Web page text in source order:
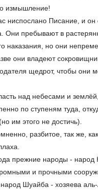
измышление!
ниспослано Писание, и он
Они пребывают в
наказания, но они
они владеют
щедрот, чтобы они
над небесами и
по ступеням туда,
им этого не достичь).
разбитое, так же,
прежние народы - народ
и прочными
Шуайба - хозяева